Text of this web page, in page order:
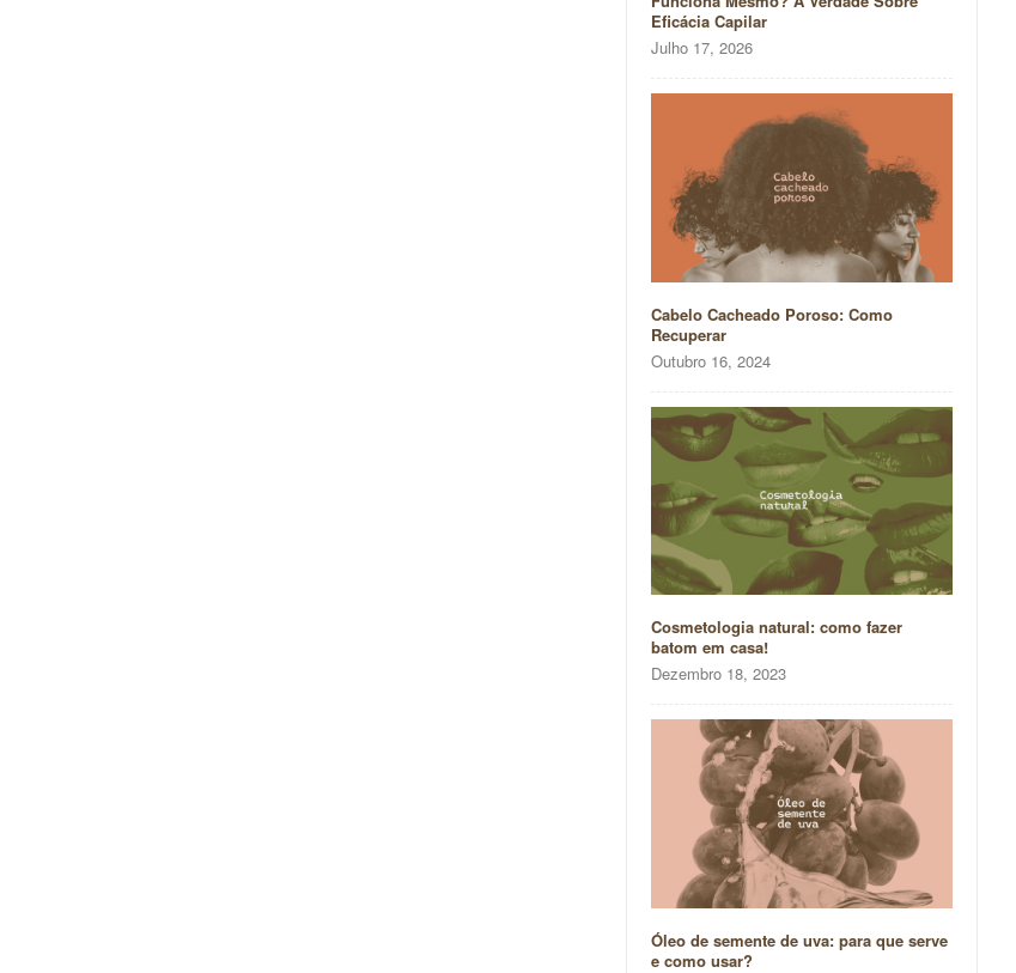
Eficácia Capilar
Julho 17, 2026
Cabelo Cacheado Poroso: Como
Recuperar
Outubro 16, 2024
Cosmetologia natural: como fazer
batom em casa!
Dezembro 18, 2023
Óleo de semente de uva: para que serve
e como usar?